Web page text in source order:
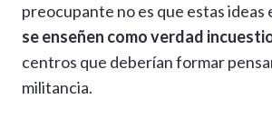
preocupante no es que estas ideas
se enseñen como verdad
centros que deberían formar
militancia.